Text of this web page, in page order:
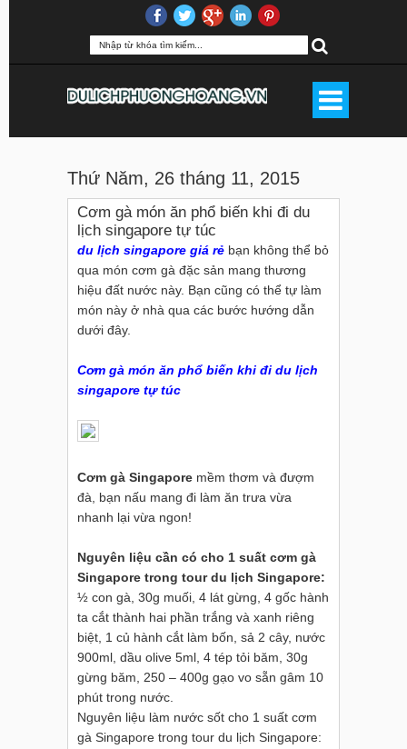
Thứ Năm, 26 tháng 11, 2015
Cơm gà món ăn phổ biến khi đi du
lịch singapore tự túc
du lịch singapore giá rẻ bạn không thể bỏ
qua món cơm gà đặc sản mang thương
hiệu đất nước này. Bạn cũng có thể tự làm
món này ở nhà qua các bước hướng dẫn
dưới đây.
Cơm gà món ăn phổ biến khi đi du lịch
singapore tự túc
Cơm gà Singapore mềm thơm và đượm
đà, bạn nấu mang đi làm ăn trưa vừa
nhanh lại vừa ngon!
Nguyên liệu cần có cho 1 suất cơm gà
Singapore trong tour du lịch Singapore:
½ con gà, 30g muối, 4 lát gừng, 4 gốc hành
ta cắt thành hai phần trắng và xanh riêng
biệt, 1 củ hành cắt làm bốn, sả 2 cây, nước
900ml, dầu olive 5ml, 4 tép tỏi băm, 30g
gừng băm, 250 – 400g gạo vo sẵn gâm 10
phút trong nước.
Nguyên liệu làm nước sốt cho 1 suất cơm
gà Singapore trong tour du lịch Singapore: